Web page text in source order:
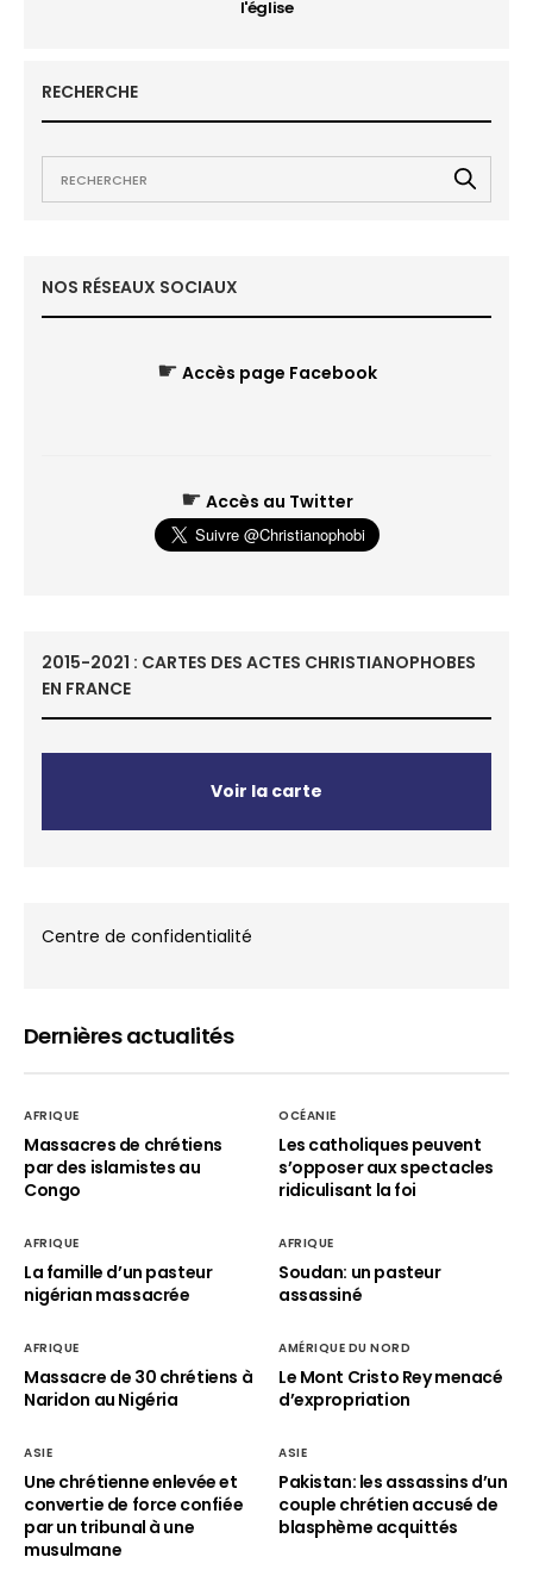
l'église
RECHERCHE
NOS RÉSEAUX SOCIAUX
☛ Accès page Facebook
☛ Accès au Twitter
2015-2021 : CARTES DES ACTES CHRISTIANOPHOBES
EN FRANCE
Voir la carte
Centre de confidentialité
Dernières actualités
AFRIQUE
Massacres de chrétiens
par des islamistes au
Congo
OCÉANIE
Les catholiques peuvent
s’opposer aux spectacles
ridiculisant la foi
AFRIQUE
La famille d’un pasteur
nigérian massacrée
AFRIQUE
Soudan: un pasteur
assassiné
AFRIQUE
Massacre de 30 chrétiens à
Naridon au Nigéria
AMÉRIQUE DU NORD
Le Mont Cristo Rey menacé
d’expropriation
ASIE
Une chrétienne enlevée et
convertie de force confiée
par un tribunal à une
musulmane
ASIE
Pakistan: les assassins d’un
couple chrétien accusé de
blasphème acquittés